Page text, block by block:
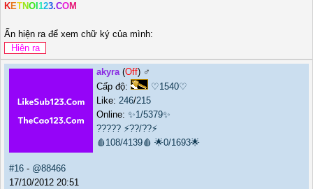
KETNO 123.COM
Ấn hiện ra để xem chữ ký của mình:
akyra(Off) ♂️
Cấp độ:
♡1540♡
Like: 246/215
Online: ✨1/5379✨
????? ⚡??/??⚡
🩸108/4139🩸 🌟0/1693🌟
#16 - @88466
17/10/2012 20:51